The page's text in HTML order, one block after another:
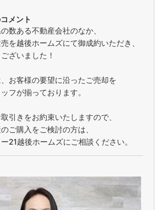
メント
数ある不動産会社のなか、
を越後ホームズにて御成約いただき、
ざいました！
お客様の要望に沿ったご売却を
フが揃っております。
引きをお約束いたしますので、
ご購入をご検討の方は、
21越後ホームズにご相談ください。